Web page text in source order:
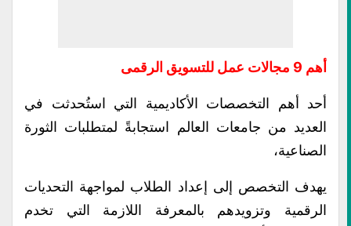
أهم 9 مجالات عمل للتسويق الرقمى
أحد أهم التخصصات الأكاديمية التي استُحدثت في
العديد من جامعات العالم استجابةً لمتطلبات الثورة
الصناعية،
يهدف التخصص إلى إعداد الطلاب لمواجهة التحديات
الرقمية وتزويدهم بالمعرفة اللازمة التي تخدم